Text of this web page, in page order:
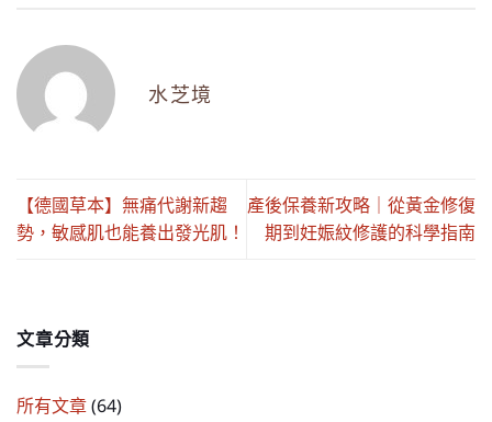
文章分類
所有文章(64)
水芝境
【德國草本】無痛代謝新趨
勢，敏感肌也能養出發光肌！
產後保養新攻略｜從黃金修復
期到妊娠紋修護的科學指南